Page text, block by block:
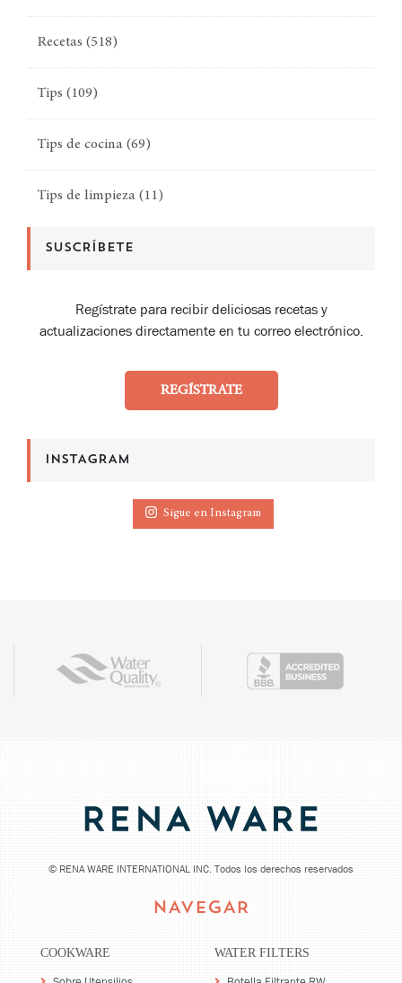
Recetas (518)
Tips (109)
Tips de cocina (69)
Tips de limpieza (11)
SUSCRÍBETE
Regístrate para recibir deliciosas recetas y
actualizaciones directamente en tu correo electrónico.
REGÍSTRATE
INSTAGRAM
Sigue en Instagram
© RENA WARE INTERNATIONAL INC. Todos los derechos reservados
NAVEGAR
COOKWARE WATER FILTERS